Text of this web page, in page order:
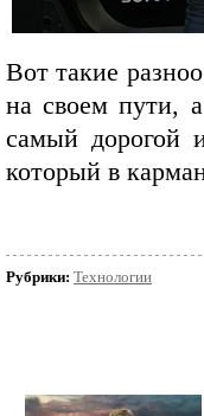
Вот такие
на своем пути,
самый дорогой
который в
Рубрики: Технологии